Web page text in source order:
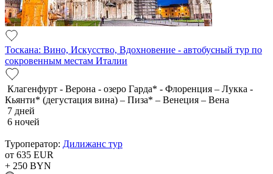
Тоскана: Вино, Искусство, Вдохновение - автобусный тур по
сокровенным местам Италии
Клагенфурт - Верона - озеро Гарда* - Флоренция – Лукка -
Кьянти* (дегустация вина) – Пиза* – Венеция – Вена
7 дней
6 ночей
Туроператор: Дилижанс тур
от 635 EUR
+ 250 BYN